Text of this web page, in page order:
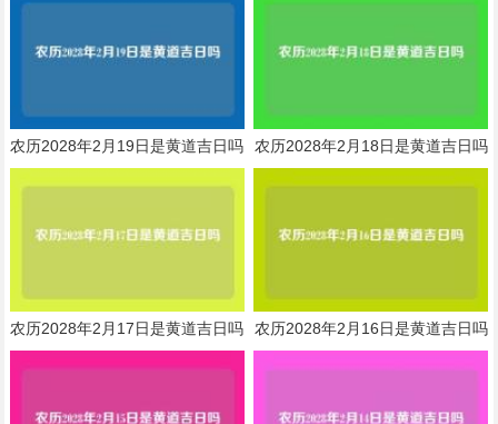
农历2028年2月19日是黄道吉日吗 农历2028年2月18日是黄道吉日吗
农历2028年2月17日是黄道吉日吗 农历2028年2月16日是黄道吉日吗